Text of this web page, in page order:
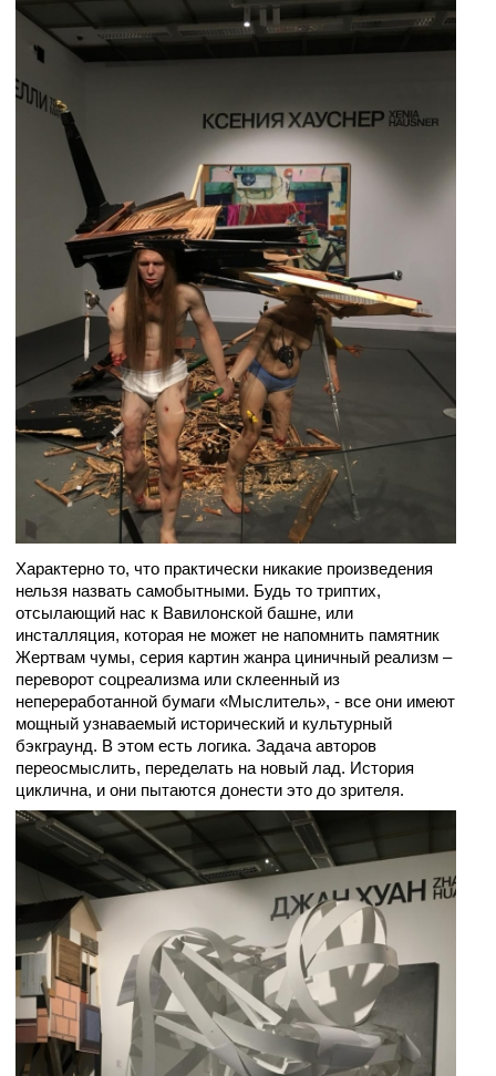
Характерно то, что практически никакие произведения
нельзя назвать самобытными. Будь то триптих,
отсылающий нас к Вавилонской башне, или
инсталляция, которая не может не напомнить памятник
Жертвам чумы, серия картин жанра циничный реализм –
переворот соцреализма или склеенный из
непереработанной бумаги «Мыслитель», - все они имеют
мощный узнаваемый исторический и культурный
бэкграунд. В этом есть логика. Задача авторов
переосмыслить, переделать на новый лад. История
циклична, и они пытаются донести это до зрителя.